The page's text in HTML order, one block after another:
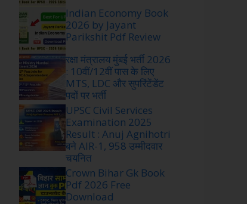
Indian Economy Book
2026 by Jayant
Parikshit Pdf Review
रक्षा मंत्रालय मुंबई भर्ती 2026
: 10वीं/12वीं पास के लिए
MTS, LDC और सुपरिंटेंडेंट
पदों पर भर्ती
UPSC Civil Services
Examination 2025
Result : Anuj Agnihotri
बने AIR-1, 958 उम्मीदवार
चयनित
Crown Bihar Gk Book
Pdf 2026 Free
Download